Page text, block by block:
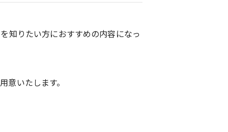
知りたい方におすすめの内容になっ
いたします。